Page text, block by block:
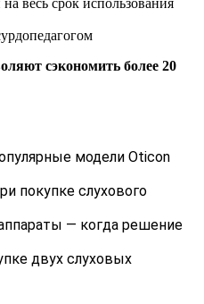
сэкономить более 20
модели Oticon
покупке слухового
— когда решение
двух слуховых